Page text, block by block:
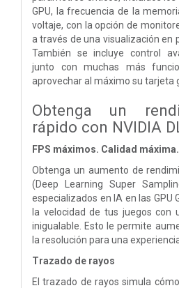
GPU, la frecuencia de la
voltaje, con la opción de
a través de una visualización en
También se incluye control
junto con muchas más
aprovechar al máximo su tarjeta
Obtenga un
rápido con NVIDIA
FPS máximos. Calidad
Obtenga un aumento de
(Deep Learning Super
especializados en IA en las GPU
la velocidad de tus juegos con
inigualable. Esto le permite
la resolución para una
Trazado de rayos
El trazado de rayos simula